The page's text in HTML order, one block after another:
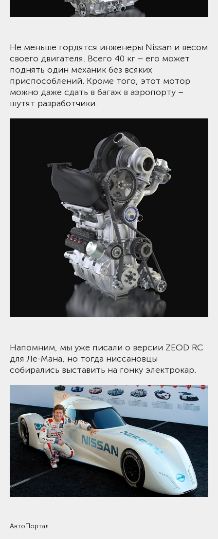
Не меньше гордятся инженеры Nissan и весом
своего двигателя. Всего 40 кг – его может
поднять один механик без всяких
приспособлений. Кроме того, этот мотор
можно даже сдать в багаж в аэропорту –
шутят разработчики.
Напомним, мы уже писали о версии ZEOD RC
для Ле-Мана, но тогда ниссановцы
собирались выставить на гонку электрокар.
АвтоПортал